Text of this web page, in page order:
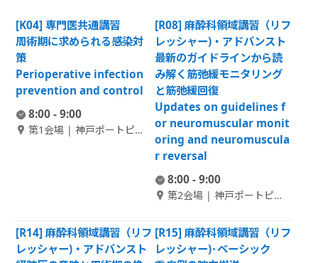
[K04] 専門医共通講習
周術期に求められる感染対
策
Perioperative infection
prevention and control
8:00 - 9:00
第1会場 | 神戸ポートピア
[R08] 麻酔科領域講習（リフ
レッシャー)・アドバンスト
最新のガイドラインから読
み解く筋弛緩モニタリング
と筋弛緩回復
Updates on guidelines f
or neuromuscular monit
oring and neuromuscula
r reversal
8:00 - 9:00
第2会場 | 神戸ポートピア
[R14] 麻酔科領域講習（リフ
レッシャー)・アドバンスト
[R15] 麻酔科領域講習（リフ
レッシャー)･ベーシック